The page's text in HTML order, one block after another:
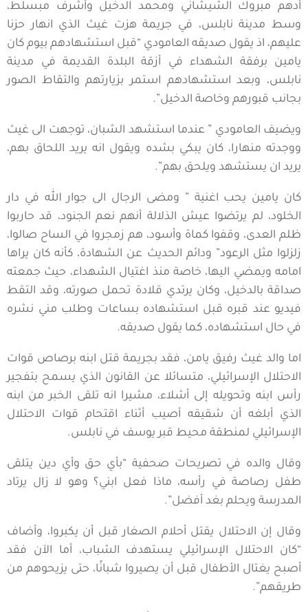
أدهم مبروك الشيشاني ومحمد الدخيل وأشرف مبسلط،
وسط مدينة نابلس، في جريمة هزت غيث الذي انهار حزنا
عليهم، اذ يقول صديقه العامودي “قبل استشهادهم بيوم كان
يامين برفقة الشهداء في أزقة البلدة القديمة في مدينة
نابلس، وبعد استشهادهم استمر بزيارتهم والتقاط الصور
بجانب قبورهم وخاصة الدخيل”.
ويضيف العامودي ” عندما استشهد الشبان، توجهت الى غيث
ووجدته منهارا، كان يبكي بشده ويقول انه يريد اللحاق بهم،
يريد ان يستشهد ويلحق بهم”.
كان يامين يحب اغنية ” ومضى الرجال الى جوار الله في دار
الخلود، لم يرتضوا عيش الذلالة أنهم نعم الجنود، قد حاربوا
ظلم العدى، وقفوا كماة وأسود، هم زمجروا في الساح صالوا،
زلزلوا مثل الرعود” ودائم الحديث عن الشهادة، كأنه كان يراها
امامه ويمضي اليها، خاصة منذ اغتيال الشهداء، حيث جمعته
صداقة بالدخيل، وكان يرتدي قلادة تحمل صورته، وقد التقط
فيديو عند قبره قبل استشهاده بساعات وطلب مني نشره
في حال استشهاده، كما يقول صديقه.
اما والد غيث رفيق يامن، فقد بجريمة قتل ابنه برصاص قوات
الاحتلال الإسرائيلي، متسائلا عن القانون الذي يسمح بتفجير
رأس ابنه وتحويله إلى أشلاء، مشيرا انه تلقى الخبر من ابنه
الذي أبلغه أن شقيقه أصيب أثناء اقتحام قوات الاحتلال
الإسرائيلي لمنطقة محيط قبر يوسف في نابلس.
وقال والده في تصريحات صحفية “بأي حق وأي دين يتلقى
طفل رصاصة في رأسه، ماذا فعل ابني؟ وهو لا زال يرتاد
المدرسة ويحلم بغد أفضل”.
وقال إن الاحتلال يقتل أحلام الصغار قبل أن يكبروا، وأضاف
“كان الاحتلال الإسرائيلي يستهدف الشباب، أما الآن فقد
أصبح يغتال الأطفال قبل أن يصيروا شبانًا، حتى يزيحوهم من
طريقهم”.